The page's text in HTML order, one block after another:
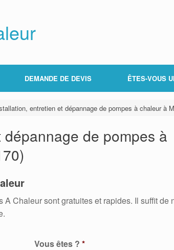
DEMANDE DE DEVIS ÊTES-VOUS
entretien et dépannage de pompes à chaleur à
de pompes à
Chaleur sont gratuites et rapides. Il suffit de
Vous êtes ? *